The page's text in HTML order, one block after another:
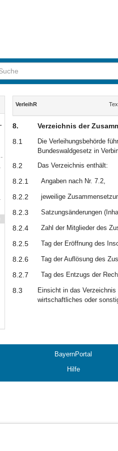
Inhalt
VerleihR
8.
Verzeichnis der
8.1
Die Verleihungsbehörde
Bundeswaldgesetz in
8.2 Das Verzeichnis enthält:
8.2.1 Angaben nach Nr. 7.2,
8.2.2 jeweilige
8.2.3 Satzungsänderungen
8.2.4 Zahl der Mitglieder des
8.2.5 Tag der Eröffnung des
8.2.6 Tag der Auflösung des
8.2.7 Tag des Entzugs der
8.3
Einsicht in das
wirtschaftliches oder
BayernPortal
Hilfe